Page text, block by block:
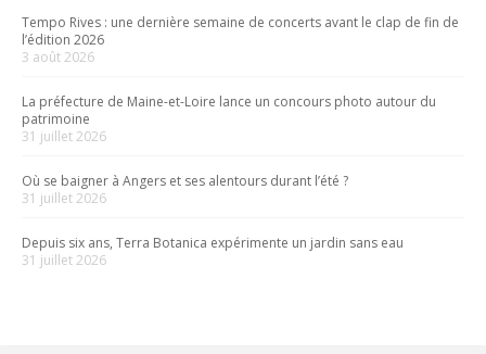
Tempo Rives : une dernière semaine de concerts avant le clap de fin de
l’édition 2026
3 août 2026
La préfecture de Maine-et-Loire lance un concours photo autour du
patrimoine
31 juillet 2026
Où se baigner à Angers et ses alentours durant l’été ?
31 juillet 2026
Depuis six ans, Terra Botanica expérimente un jardin sans eau
31 juillet 2026